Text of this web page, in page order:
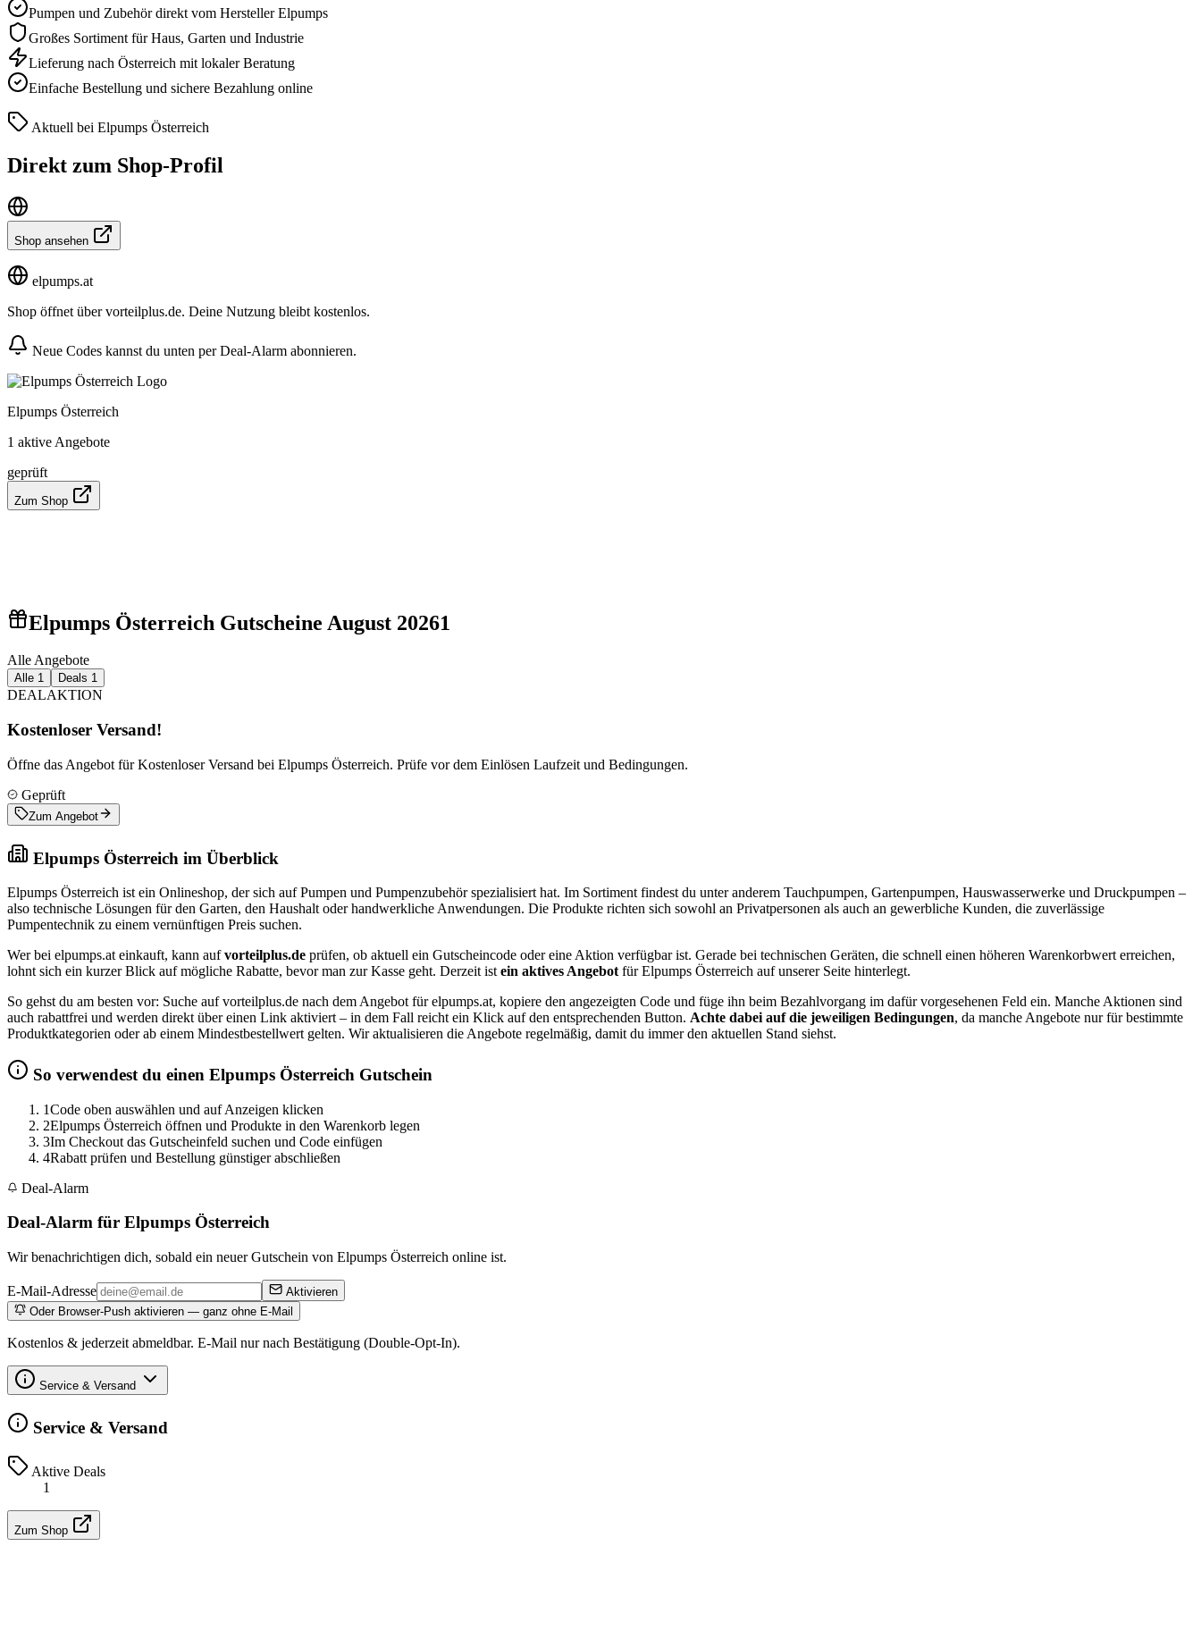
Pumpen und Zubehör direkt vom Hersteller Elpumps
Großes Sortiment für Haus, Garten und Industrie
Lieferung nach Österreich mit lokaler Beratung
Einfache Bestellung und sichere Bezahlung online
Aktuell bei Elpumps Österreich
Direkt zum Shop-Profil
Shop ansehen
elpumps.at
Shop öffnet über vorteilplus.de. Deine Nutzung bleibt kostenlos.
Neue Codes kannst du unten per Deal-Alarm abonnieren.
Elpumps Österreich
1 aktive Angebote
geprüft
Zum Shop
Elpumps Österreich Gutscheine August 20261
Alle Angebote
Alle 1 Deals 1
DEALAKTION
Kostenloser Versand!
Öffne das Angebot für Kostenloser Versand bei Elpumps Österreich. Prüfe vor dem Einlösen Laufzeit und Bedingungen.
Geprüft
Zum Angebot
Elpumps Österreich im Überblick
Elpumps Österreich ist ein Onlineshop, der sich auf Pumpen und Pumpenzubehör spezialisiert hat. Im Sortiment findest du unter anderem Tauchpumpen, Gartenpumpen, Hauswasserwerke und Druckpumpen –
also technische Lösungen für den Garten, den Haushalt oder handwerkliche Anwendungen. Die Produkte richten sich sowohl an Privatpersonen als auch an gewerbliche Kunden, die zuverlässige
Pumpentechnik zu einem vernünftigen Preis suchen.
Wer bei elpumps.at einkauft, kann aufvorteilplus.de prüfen, ob aktuell ein Gutscheincode oder eine Aktion verfügbar ist. Gerade bei technischen Geräten, die schnell einen höheren Warenkorbwert erreichen,
lohnt sich ein kurzer Blick auf mögliche Rabatte, bevor man zur Kasse geht. Derzeit ist ein aktives Angebot für Elpumps Österreich auf unserer Seite hinterlegt.
So gehst du am besten vor: Suche auf vorteilplus.de nach dem Angebot für elpumps.at, kopiere den angezeigten Code und füge ihn beim Bezahlvorgang im dafür vorgesehenen Feld ein. Manche Aktionen sind
auch rabattfrei und werden direkt über einen Link aktiviert – in dem Fall reicht ein Klick auf den entsprechenden Button. Achte dabei auf die jeweiligen Bedingungen, da manche Angebote nur für bestimmte
Produktkategorien oder ab einem Mindestbestellwert gelten. Wir aktualisieren die Angebote regelmäßig, damit du immer den aktuellen Stand siehst.
So verwendest du einen Elpumps Österreich Gutschein
1Code oben auswählen und auf Anzeigen klicken
2Elpumps Österreich öffnen und Produkte in den Warenkorb legen
3Im Checkout das Gutscheinfeld suchen und Code einfügen
4Rabatt prüfen und Bestellung günstiger abschließen
Deal-Alarm
Deal-Alarm für Elpumps Österreich
Wir benachrichtigen dich, sobald ein neuer Gutschein von Elpumps Österreich online ist.
E-Mail-Adresse
Aktivieren
Oder Browser-Push aktivieren — ganz ohne E-Mail
Kostenlos & jederzeit abmeldbar. E-Mail nur nach Bestätigung (Double-Opt-In).
Service & Versand
Service & Versand
Aktive Deals
1
Zum Shop